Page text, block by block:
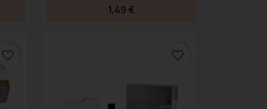
1,49 €
favorite_border favorite_border